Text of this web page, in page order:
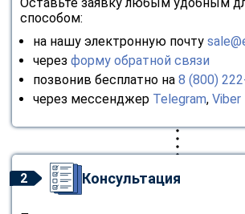
способом:
на нашу электронную почту
через форму обратной связи
позвонив бесплатно на 8 (800)
через мессенджер Telegram, Viber
2 Консультация